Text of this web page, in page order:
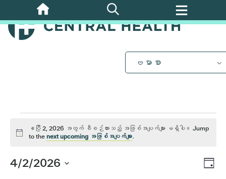
အဓိက
အကြောင်းအရာ
သို့
ဗမာစာ
ဧပြီ
အတွက်
အဲ့
သတိထား
ဧပြီ 2, 2026 အတွက် စီစဉ်ထားသည့် အဖြစ်အပျက်များ မရှိပါ။ Jump
to thenext upcoming အဖြစ်အပျက်များ.
ပွဲ
နေ့
4/2/2026